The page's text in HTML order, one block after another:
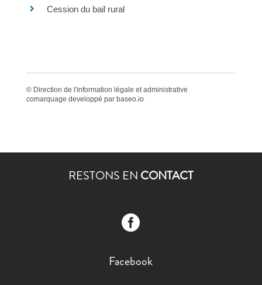
Cession du bail rural
© Direction de l'information légale et administrative
comarquage developpé par baseo.io
RESTONS EN CONTACT

Facebook